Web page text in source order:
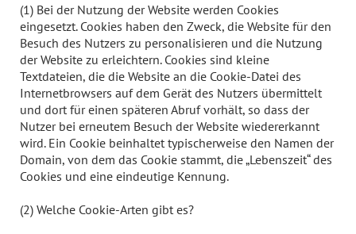
(1) Bei der Nutzung der Website werden Cookies
eingesetzt. Cookies haben den Zweck, die Website für den
Besuch des Nutzers zu personalisieren und die Nutzung
der Website zu erleichtern. Cookies sind kleine
Textdateien, die die Website an die Cookie-Datei des
Internetbrowsers auf dem Gerät des Nutzers übermittelt
und dort für einen späteren Abruf vorhält, so dass der
Nutzer bei erneutem Besuch der Website wiedererkannt
wird. Ein Cookie beinhaltet typischerweise den Namen der
Domain, von dem das Cookie stammt, die „Lebenszeit“ des
Cookies und eine eindeutige Kennung.
(2) Welche Cookie-Arten gibt es?